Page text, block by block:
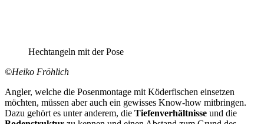
Hechtangeln mit der Pose
©Heiko Fröhlich
Angler, welche die Posenmontage mit Köderfischen einsetzen
möchten, müssen aber auch ein gewisses Know-how mitbringen.
Dazu gehört es unter anderem, die Tiefenverhältnisse und die